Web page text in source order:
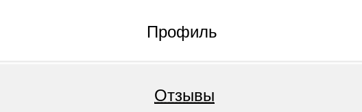
Профиль
Отзывы